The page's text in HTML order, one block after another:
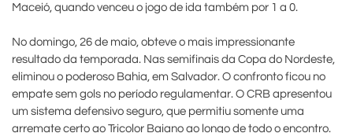
Maceió, quando venceu o jogo de ida também por 1 a 0.
No domingo, 26 de maio, obteve o mais impressionante
resultado da temporada. Nas semifinais da Copa do Nordeste,
eliminou o poderoso Bahia, em Salvador. O confronto ficou no
empate sem gols no período regulamentar. O CRB apresentou
um sistema defensivo seguro, que permitiu somente uma
arremate certo ao Tricolor Baiano ao longo de todo o encontro.